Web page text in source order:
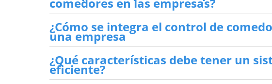
¿Cómo se integra el control de
una empresa
¿Qué características debe tener un
eficiente?